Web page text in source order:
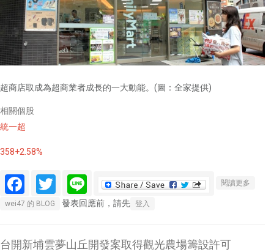
超商店取成為超商業者成長的一大動能。(圖：全家提供)
相關個股
統一超
358+2.58%
Facebook
Twitter
Line 閱讀更多
wei47 的 BLOG 發表回應前，請先 登入
台開新埔雲夢山丘開發案取得觀光農場籌設許可